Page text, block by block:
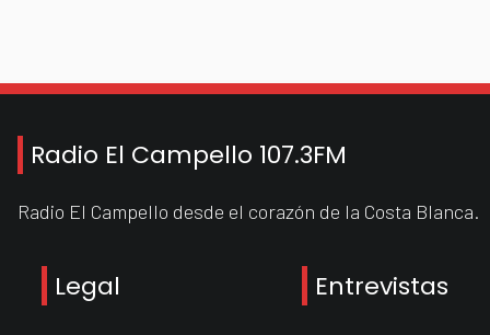
Radio El Campello 107.3FM
Radio El Campello desde el corazón de la Costa Blanca.
Legal Entrevistas